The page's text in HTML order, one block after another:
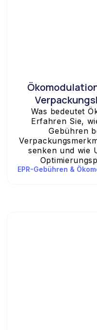
Was bedeutet
Erfahren Sie,
Gebühren
senken und wie
EPR-Gebühren &